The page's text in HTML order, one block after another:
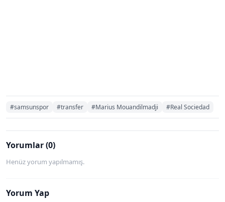
#samsunspor #transfer #Marius Mouandilmadji #Real Sociedad
Yorumlar (0)
Henüz yorum yapılmamış.
Yorum Yap